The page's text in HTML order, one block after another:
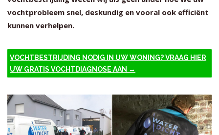
vochtprobleem snel, deskundig en vooral ook efficiënt
kunnen verhelpen.
VOCHTBESTRIJDING NODIG IN UW WONING? VRAAG HIER
UW GRATIS VOCHTDIAGNOSE AAN →